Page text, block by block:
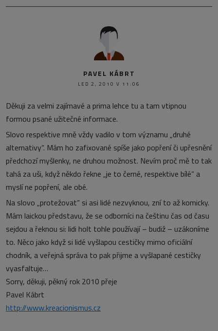
PAVEL KÁBRT
LED 2, 2010 V 11:06
Děkuji za velmi zajímavé a prima lehce tu a tam vtipnou
formou psané užitečné informace.
Slovo respektive mně vždy vadilo v tom významu „druhé
alternativy“. Mám ho zafixované spíše jako popření či upřesnění
předchozí myšlenky, ne druhou možnost. Nevím proč mě to tak
tahá za uši, když někdo řekne „je to černé, respektive bílé“ a
myslí ne popření, ale obé.
Na slovo „protežovat“ si asi lidé nezvyknou, zní to až komicky.
Mám laickou představu, že se odborníci na češtinu čas od času
sejdou a řeknou si: lidi holt tohle používají – budiž – uzákoníme
to. Něco jako když si lidé vyšlapou cestičky mimo oficiální
chodník, a veřejná správa to pak přijme a vyšlapané cestičky
vyasfaltuje…
Sorry, děkuji, pěkný rok 2010 přeje
Pavel Kábrt
http://www.kreacionismus.cz